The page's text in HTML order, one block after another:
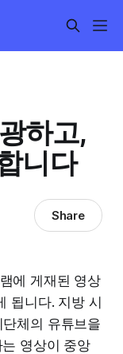
하고,
니다
Share
에 게재된 영상
됩니다. 지방 시
체의 유튜브을
영상이 중앙